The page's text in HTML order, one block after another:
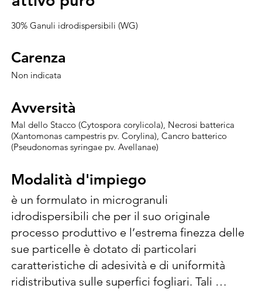
30% Ganuli idrodispersibili (WG)
Carenza
Carenza
Non indicata
Avversità
Avversità
Mal dello Stacco (Cytospora corylicola), Necrosi batterica
(Xantomonas campestris pv. Corylina), Cancro batterico
(Pseudonomas syringae pv. Avellanae)
Modalità d'impiego
Modalità d'impiego
è un formulato in microgranuli
idrodispersibili che per il suo originale
processo produttivo e l’estrema finezza delle
sue particelle è dotato di particolari
caratteristiche di adesività e di uniformità
ridistributiva sulle superfici fogliari. Tali